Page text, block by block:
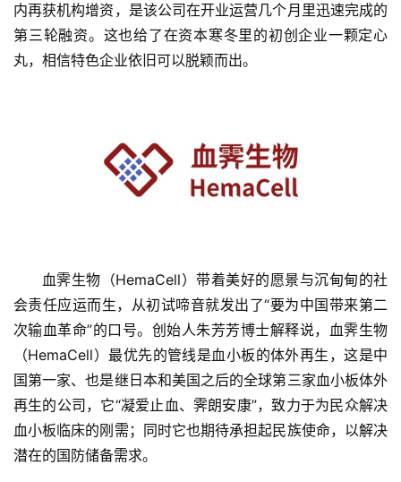
首
页
融
资
报
道
内再获机构增资，是该公司在开业运营几个月里迅速完成的
第三轮融资。这也给了在资本寒冬里的初创企业一颗定心
丸，相信特色企业依旧可以脱颖而出。
血霁生物（HemaCell）带着美好的愿景与沉甸甸的社
会责任应运而生，从初试啼音就发出了“要为中国带来第二
次输血革命”的口号。创始人朱芳芳博士解释说，血霁生物
（HemaCell）最优先的管线是血小板的体外再生，这是中
国第一家、也是继日本和美国之后的全球第三家血小板体外
再生的公司，它“凝爱止血、霁朗安康”，致力于为民众解决
血小板临床的刚需；同时它也期待承担起民族使命，以解决
潜在的国防储备需求。